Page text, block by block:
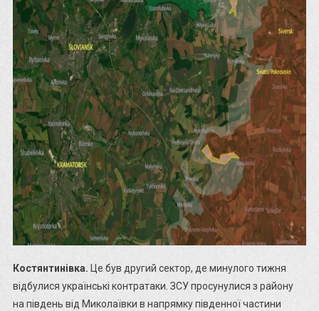
Костянтинівка. Це був другий сектор, де минулого тижня
відбулися українські контратаки. ЗСУ просунулися з району
на південь від Миколаївки в напрямку південної частини